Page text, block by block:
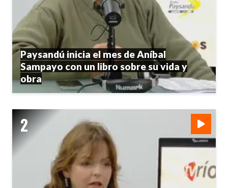
Paysandú inicia el mes de Aníbal
Sampayo con un libro sobre su vida y
obra